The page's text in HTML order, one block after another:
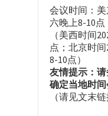
会议时间：美
六晚上8-10点
（美西时间
点；北京时
8-10点）
友情提示：
确定当地时
（请见文末链